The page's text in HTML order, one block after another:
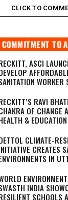
CLICK TO
TO
ASCI
WORKER
RAVI
OF CHANGE
& EDUCATION
CLIMATE-
CREATES
IN
INDIA
SCHOOLS